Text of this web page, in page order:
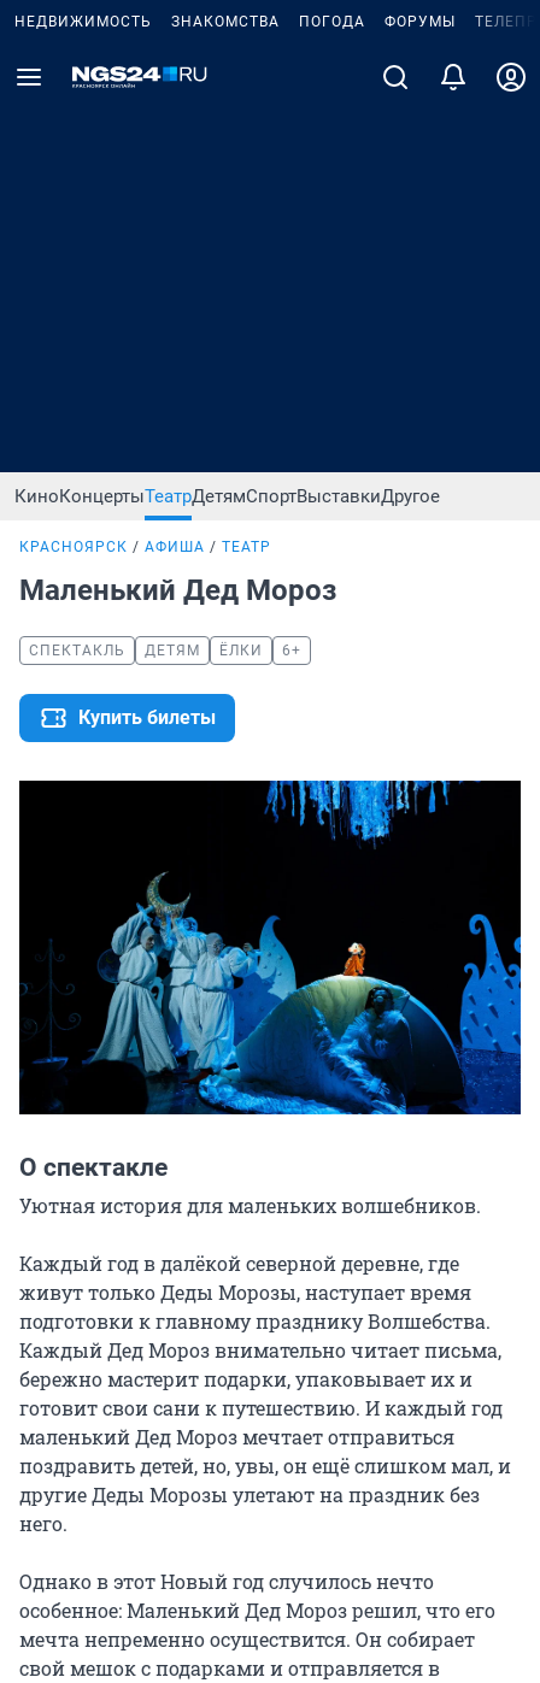
НЕДВИЖИМОСТЬ ЗНАКОМСТВА ПОГОДА ФОРУМЫ
КиноКонцертыТеатрДетямСпортВыставкиДругое
КРАСНОЯРСК АФИША ТЕАТР
Маленький Дед Мороз
СПЕКТАКЛЬ ДЕТЯМ ЁЛКИ 6+
Купить билеты
О спектакле
Уютная история для маленьких волшебников.
Каждый год в далёкой северной деревне, где
живут только Деды Морозы, наступает время
подготовки к главному празднику Волшебства.
Каждый Дед Мороз внимательно читает письма,
бережно мастерит подарки, упаковывает их и
готовит свои сани к путешествию. И каждый год
маленький Дед Мороз мечтает отправиться
поздравить детей, но, увы, он ещё слишком мал, и
другие Деды Морозы улетают на праздник без
него.
Однако в этот Новый год случилось нечто
особенное: Маленький Дед Мороз решил, что его
мечта непременно осуществится. Он собирает
свой мешок с подарками и отправляется в